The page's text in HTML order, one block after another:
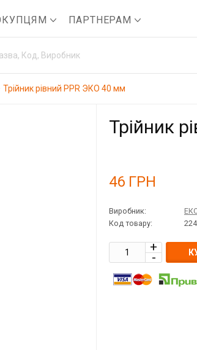
ПАРТНЕРАМ
Трійник рівний PPR ЭКО 40 мм
Трійник
46 ГРН
Виробник:
Код товару: